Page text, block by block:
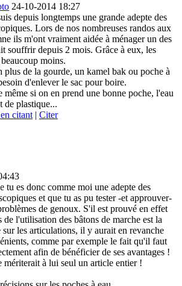
24-10-2014 18:27
depuis longtemps une grande adepte des
Lors de nos nombreuses randos aux
ils m'ont vraiment aidée à ménager un des
souffrir depuis 2 mois. Grâce à eux, les
moins.
plus de la gourde, un kamel bak ou poche à
d'enlever le sac pour boire.
si on en prend une bonne poche, l'eau
de plastique...
citant | Citer
tu es donc comme moi une adepte des
et que tu as pu tester -et approuver-
de genoux. S'il est prouvé en effet
de l'utilisation des bâtons de marche est la
les articulations, il y aurait en revanche
comme par exemple le fait qu'il faut
afin de bénéficier de ses avantages !
mériterait à lui seul un article entier !